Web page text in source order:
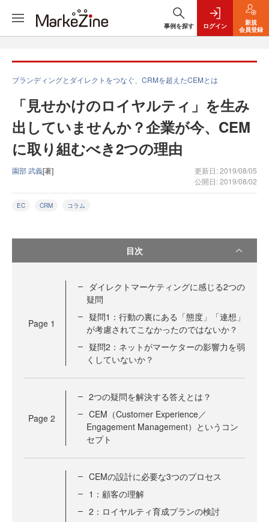
事例を探す ログイン
新規
会員登録
ブランディングとダイレクトをつなぐ、CRMを超えたCEMとは
「見せかけのロイヤルティ」を生み
出していませんか？企業が今、CEM
に取り組むべき2つの理由
園部 武義[著]
更新日: 2019/08/05
公開日: 2019/08/02
EC CRM コラム
目次
Page 1
ダイレクトマーケティングに感じる2つの
疑問
疑問1：行動の裏にある「態度」「連想」
が考慮されてこなかったのではないか？
疑問2：ネットがマーケターの影響力を弱
くしていないか？
Page 2
2つの疑問を解決する答えとは？
CEM（Customer Experience／
Engagement Management）というコン
セプト
CEMの設計に必要な3つのプロセス
1：顧客の理解
2：ロイヤルティ育成プランの検討